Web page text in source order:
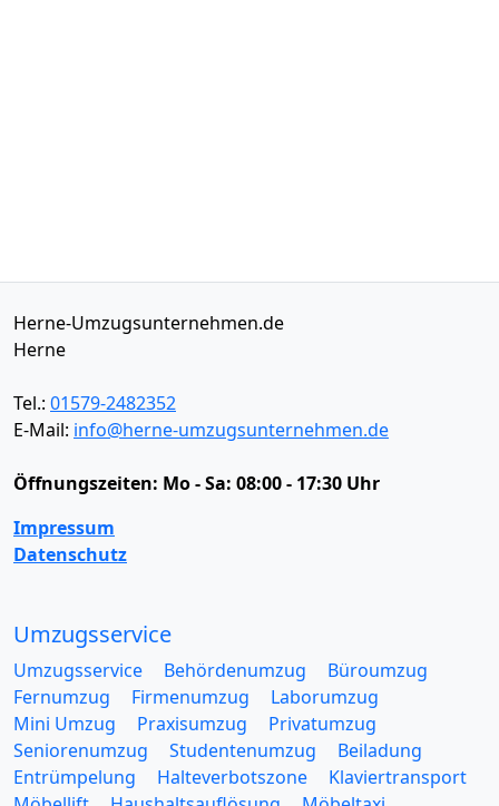
Herne-Umzugsunternehmen.de
Herne
Tel.: 01579-2482352
E-Mail: info@herne-umzugsunternehmen.de
Öffnungszeiten: Mo - Sa: 08:00 - 17:30 Uhr
Impressum
Datenschutz
Umzugsservice
Umzugsservice Behördenumzug
Büroumzug
Fernumzug
Firmenumzug
Laborumzug
Mini Umzug
Praxisumzug
Privatumzug
Seniorenumzug
Studentenumzug
Beiladung
Entrümpelung
Halteverbotszone
Klaviertransport